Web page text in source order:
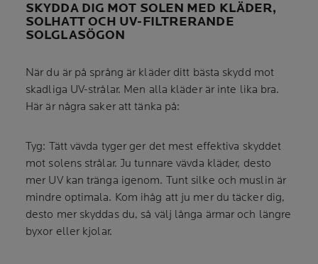
SKYDDA DIG MOT SOLEN MED KLÄDER,
SOLHATT OCH UV-FILTRERANDE
SOLGLASÖGON
När du är på språng är kläder ditt bästa skydd mot
skadliga UV-strålar. Men alla kläder är inte lika bra.
Här är några saker att tänka på:
Tyg: Tätt vävda tyger ger det mest effektiva skyddet
mot solens strålar. Ju tunnare vävda kläder, desto
mer UV kan tränga igenom. Tunt silke och muslin är
mindre optimala. Kom ihåg att ju mer du täcker dig,
desto mer skyddas du, så välj långa ärmar och längre
byxor eller kjolar.